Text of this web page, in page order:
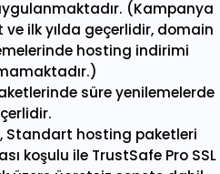
(Kampanya
ilk yılda geçerlidir, domain
hosting indirimi
süre yenilemelerde
Standart hosting paketleri
koşulu ile TrustSafe Pro SSL